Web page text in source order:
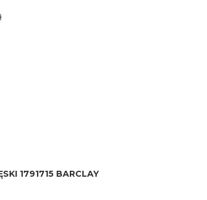
1791715 BARCLAY